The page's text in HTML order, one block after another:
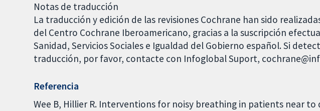
Notas de traducción
La traducción y edición de las revisiones Cochrane han sido
del Centro Cochrane Iberoamericano, gracias a la suscripción
Sanidad, Servicios Sociales e Igualdad del Gobierno español. Si
traducción, por favor, contacte con Infoglobal Suport,
Referencia
Wee B, Hillier R. Interventions for noisy breathing in patients near to